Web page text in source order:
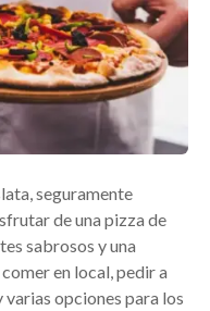
seguramente
de una pizza de
sabrosos y una
en local, pedir a
opciones para los